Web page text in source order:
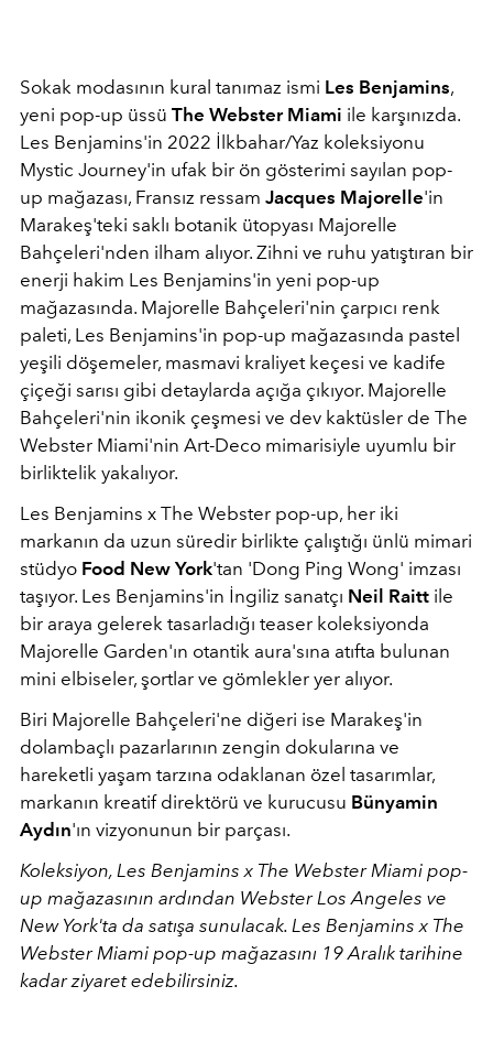
Sokak modasının kural tanımaz ismi Les Benjamins,
yeni pop-up üssü The Webster Miami ile karşınızda.
Les Benjamins'in 2022 İlkbahar/Yaz koleksiyonu
Mystic Journey'in ufak bir ön gösterimi sayılan pop-
up mağazası, Fransız ressam Jacques Majorelle'in
Marakeş'teki saklı botanik ütopyası Majorelle
Bahçeleri'nden ilham alıyor. Zihni ve ruhu yatıştıran bir
enerji hakim Les Benjamins'in yeni pop-up
mağazasında. Majorelle Bahçeleri'nin çarpıcı renk
paleti, Les Benjamins'in pop-up mağazasında pastel
yeşili döşemeler, masmavi kraliyet keçesi ve kadife
çiçeği sarısı gibi detaylarda açığa çıkıyor. Majorelle
Bahçeleri'nin ikonik çeşmesi ve dev kaktüsler de The
Webster Miami'nin Art-Deco mimarisiyle uyumlu bir
birliktelik yakalıyor.
Les Benjamins x The Webster pop-up, her iki
markanın da uzun süredir birlikte çalıştığı ünlü mimari
stüdyo Food New York'tan 'Dong Ping Wong' imzası
taşıyor. Les Benjamins'in İngiliz sanatçı Neil Raitt ile
bir araya gelerek tasarladığı teaser koleksiyonda
Majorelle Garden'ın otantik aura'sına atıfta bulunan
mini elbiseler, şortlar ve gömlekler yer alıyor.
Biri Majorelle Bahçeleri'ne diğeri ise Marakeş'in
dolambaçlı pazarlarının zengin dokularına ve
hareketli yaşam tarzına odaklanan özel tasarımlar,
markanın kreatif direktörü ve kurucusu Bünyamin
Aydın'ın vizyonunun bir parçası.
Koleksiyon, Les Benjamins x The Webster Miami pop-
up mağazasının ardından Webster Los Angeles ve
New York'ta da satışa sunulacak. Les Benjamins x The
Webster Miami pop-up mağazasını 19 Aralık tarihine
kadar ziyaret edebilirsiniz.